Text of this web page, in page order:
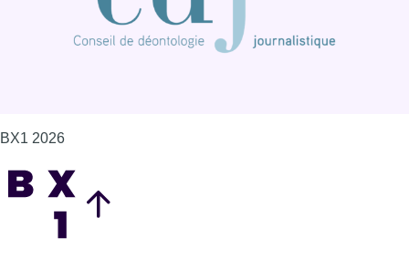
BX1 2026